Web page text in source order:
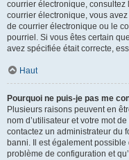
courrier électronique, consultez
courrier électronique, vous
de courrier électronique ou le
pourriel. Si vous êtes certain
avez spécifiée était correcte,
Haut
Pourquoi ne puis-je pas me
Plusieurs raisons peuvent en
nom d’utilisateur et votre mot
contactez un administrateur du
banni. Il est également
problème de configuration et